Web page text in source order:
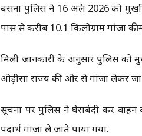
बसना पुलिस ने 16 अप्रैल 2026 को
पास से करीब 10.1 किलोग्राम गांजा
मिली जानकारी के अनुसार पुलिस को
ओड़ीसा राज्य की ओर से गांजा लेकर जा
सूचना पर पुलिस ने घेराबंदी कर
पदार्थ गांजा ले जाते पाया गया.